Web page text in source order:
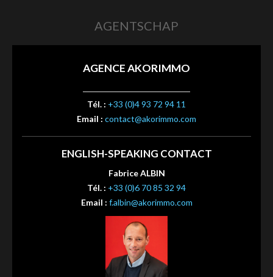
AGENTSCHAP
AGENCE AKORIMMO
Tél. : +33 (0)4 93 72 94 11
Email : contact@akorimmo.com
ENGLISH-SPEAKING CONTACT
Fabrice ALBIN
Tél. : +33 (0)6 70 85 32 94
Email : f.albin@akorimmo.com